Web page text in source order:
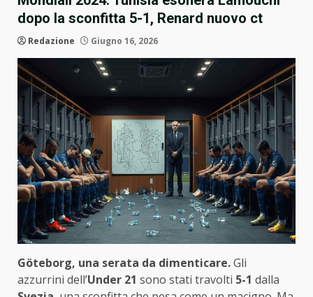
dopo la sconfitta 5-1, Renard nuovo ct
Redazione Giugno 16, 2026
Göteborg, una serata da dimenticare.Gli
azzurrini dell’Under 21 sono stati travolti 5-1 dalla